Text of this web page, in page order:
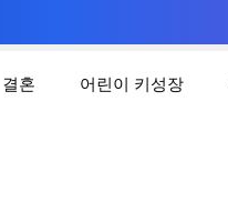
결혼 어린이 키성장